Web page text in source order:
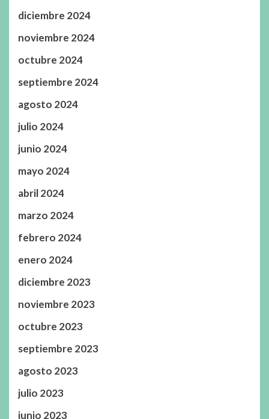
diciembre 2024
noviembre 2024
octubre 2024
septiembre 2024
agosto 2024
julio 2024
junio 2024
mayo 2024
abril 2024
marzo 2024
febrero 2024
enero 2024
diciembre 2023
noviembre 2023
octubre 2023
septiembre 2023
agosto 2023
julio 2023
junio 2023